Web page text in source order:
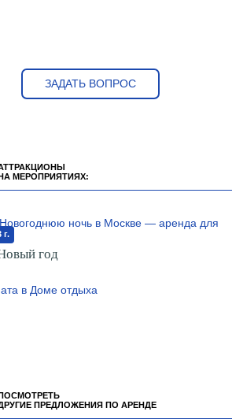
ЗАДАТЬ ВОПРОС
МЕРОПРИЯТИЯХ:
г.
год
ПРЕДЛОЖЕНИЯ ПО АРЕНДЕ